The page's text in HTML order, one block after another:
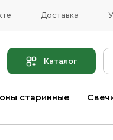
Доставка
Каталог
старинные